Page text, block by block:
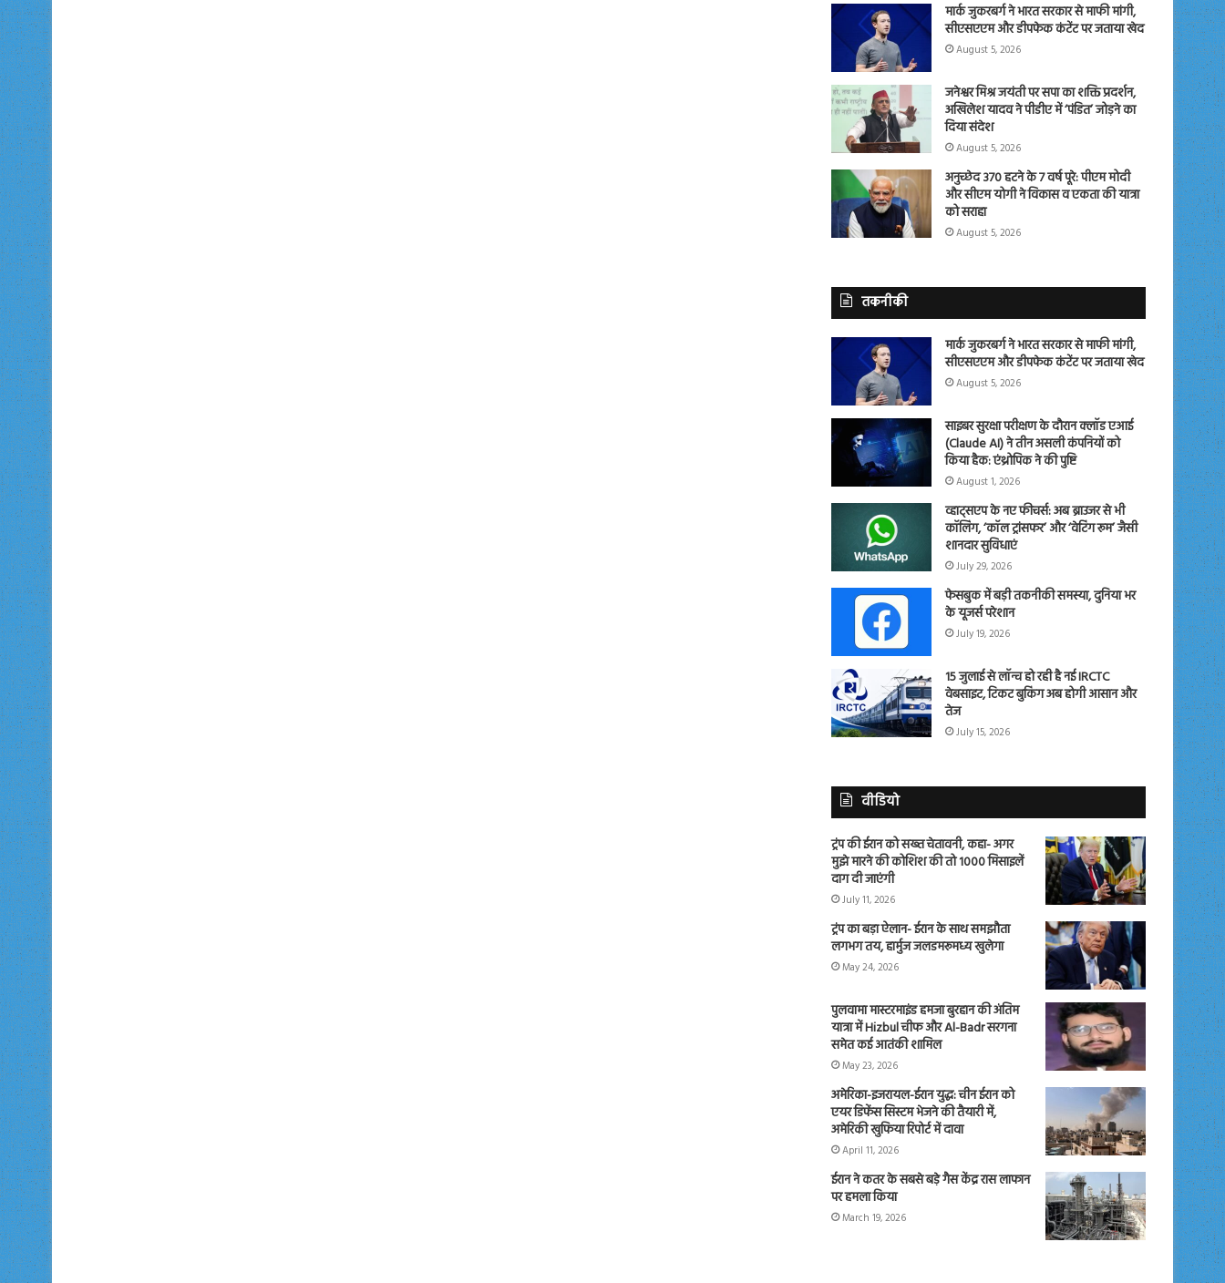
मार्क जुकरबर्ग ने भारत सरकार से माफी मांगी,
सीएसएएम और डीपफेक कंटेंट पर जताया खेद
August 5, 2026
जनेश्वर मिश्र जयंती पर सपा का शक्ति प्रदर्शन,
अखिलेश यादव ने पीडीए में ‘पंडित’ जोड़ने का
दिया संदेश
August 5, 2026
अनुच्छेद 370 हटने के 7 वर्ष पूरे: पीएम मोदी
और सीएम योगी ने विकास व एकता की यात्रा
को सराहा
August 5, 2026
तकनीकी
मार्क जुकरबर्ग ने भारत सरकार से माफी मांगी,
सीएसएएम और डीपफेक कंटेंट पर जताया खेद
August 5, 2026
साइबर सुरक्षा परीक्षण के दौरान क्लॉड एआई
(Claude AI) ने तीन असली कंपनियों को
किया हैक: एंथ्रोपिक ने की पुष्टि
August 1, 2026
व्हाट्सएप के नए फीचर्स: अब ब्राउजर से भी
कॉलिंग, ‘कॉल ट्रांसफर’ और ‘वेटिंग रूम’ जैसी
शानदार सुविधाएं
July 29, 2026
फेसबुक में बड़ी तकनीकी समस्या, दुनिया भर
के यूजर्स परेशान
July 19, 2026
15 जुलाई से लॉन्च हो रही है नई IRCTC
वेबसाइट, टिकट बुकिंग अब होगी आसान और
तेज
July 15, 2026
वीडियो
ट्रंप की ईरान को सख्त चेतावनी, कहा- अगर
मुझे मारने की कोशिश की तो 1000 मिसाइलें
दाग दी जाएंगी
July 11, 2026
ट्रंप का बड़ा ऐलान- ईरान के साथ समझौता
लगभग तय, हार्मुज जलडमरूमध्य खुलेगा
May 24, 2026
पुलवामा मास्टरमाइंड हमजा बुरहान की अंतिम
यात्रा में Hizbul चीफ और Al-Badr सरगना
समेत कई आतंकी शामिल
May 23, 2026
अमेरिका-इजरायल-ईरान युद्ध: चीन ईरान को
एयर डिफेंस सिस्टम भेजने की तैयारी में,
अमेरिकी खुफिया रिपोर्ट में दावा
April 11, 2026
ईरान ने कतर के सबसे बड़े गैस केंद्र रास लाफान
पर हमला किया
March 19, 2026